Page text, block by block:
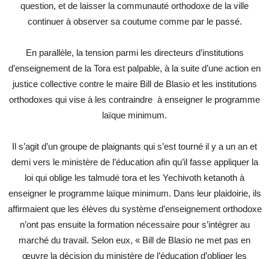
question, et de laisser la communauté orthodoxe de la ville
continuer à observer sa coutume comme par le passé.
En parallèle, la tension parmi les directeurs d’institutions
d’enseignement de la Tora est palpable, à la suite d’une action en
justice collective contre le maire Bill de Blasio et les institutions
orthodoxes qui vise à les contraindre à enseigner le programme
laïque minimum.
Il s’agit d’un groupe de plaignants qui s’est tourné il y a un an et
demi vers le ministère de l’éducation afin qu’il fasse appliquer la
loi qui oblige les talmudé tora et les Yechivoth ketanoth à
enseigner le programme laïque minimum. Dans leur plaidoirie, ils
affirmaient que les élèves du système d’enseignement orthodoxe
n’ont pas ensuite la formation nécessaire pour s’intégrer au
marché du travail. Selon eux, « Bill de Blasio ne met pas en
œuvre la décision du ministère de l’éducation d’obliger les